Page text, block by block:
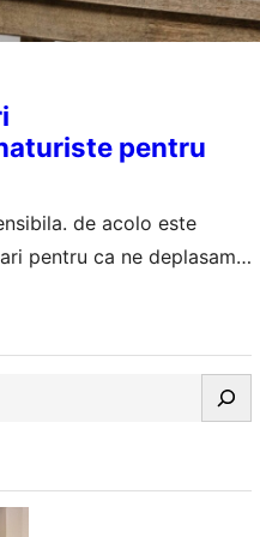
pentru
de acolo este
pentru ca ne deplasam,
pielea de acolo se
usturimi si iritatii, chiar
pune…